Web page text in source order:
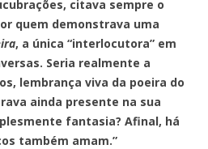
citava sempre o
quem demonstrava uma
, a única “interlocutora” em
Seria realmente a
lembrança viva da poeira do
ainda presente na sua
fantasia? Afinal, há
também amam.”